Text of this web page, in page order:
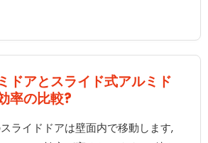
ドアとスライド式アルミド
率の比較?
ライドドアは壁面内で移動します,